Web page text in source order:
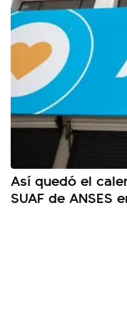
Así quedó el
SUAF de ANSES